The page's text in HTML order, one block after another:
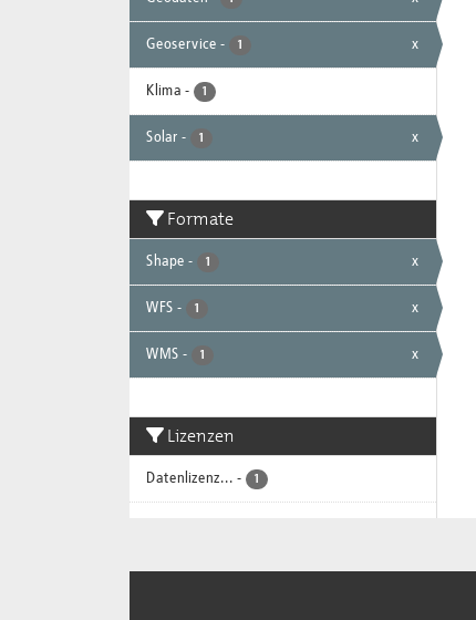
Geoservice - 1 x
Klima - 1
Solar - 1 x
Formate
Shape - 1 x
WFS - 1 x
WMS - 1 x
Lizenzen
Datenlizenz... - 1